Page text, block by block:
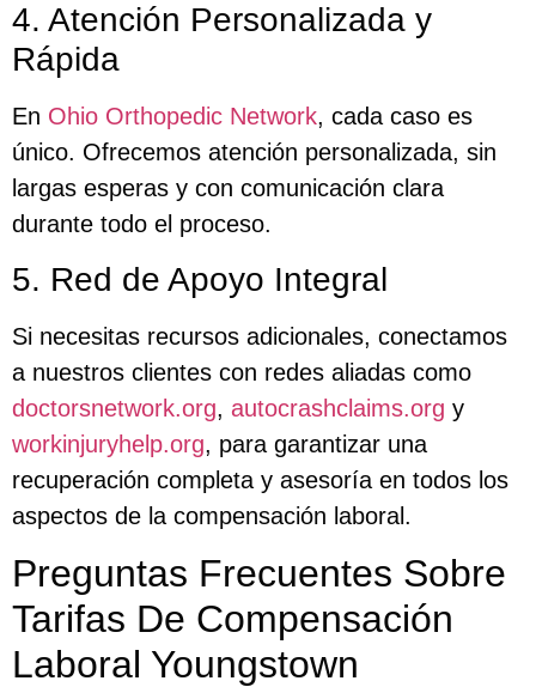
4. Atención Personalizada y
Rápida
En Ohio Orthopedic Network, cada caso es
único. Ofrecemos atención personalizada, sin
largas esperas y con comunicación clara
durante todo el proceso.
5. Red de Apoyo Integral
Si necesitas recursos adicionales, conectamos
a nuestros clientes con redes aliadas como
doctorsnetwork.org, autocrashclaims.org y
workinjuryhelp.org, para garantizar una
recuperación completa y asesoría en todos los
aspectos de la compensación laboral.
Preguntas Frecuentes Sobre
Tarifas De Compensación
Laboral Youngstown